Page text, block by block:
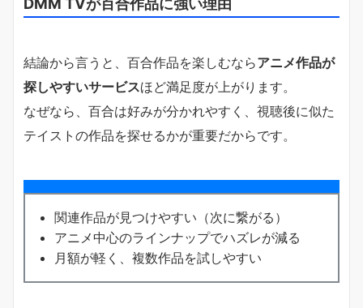
DMM TVが百合作品に強い理由
結論から言うと、百合作品を楽しむならアニメ作品が
探しやすいサービスほど満足度が上がります。
なぜなら、百合は好みが分かれやすく、視聴後に似た
テイストの作品を探せるかが重要だからです。
関連作品が見つけやすい（次に繋がる）
アニメ中心のラインナップでハズレが減る
月額が軽く、複数作品を試しやすい